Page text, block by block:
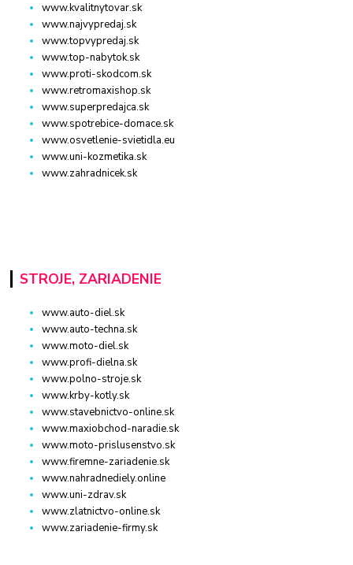
www.kvalitnytovar.sk
www.najvypredaj.sk
www.topvypredaj.sk
www.top-nabytok.sk
www.proti-skodcom.sk
www.retromaxishop.sk
www.superpredajca.sk
www.spotrebice-domace.sk
www.osvetlenie-svietidla.eu
www.uni-kozmetika.sk
www.zahradnicek.sk
STROJE, ZARIADENIE
www.auto-diel.sk
www.auto-techna.sk
www.moto-diel.sk
www.profi-dielna.sk
www.polno-stroje.sk
www.krby-kotly.sk
www.stavebnictvo-online.sk
www.maxiobchod-naradie.sk
www.moto-prislusenstvo.sk
www.firemne-zariadenie.sk
www.nahradnediely.online
www.uni-zdrav.sk
www.zlatnictvo-online.sk
www.zariadenie-firmy.sk